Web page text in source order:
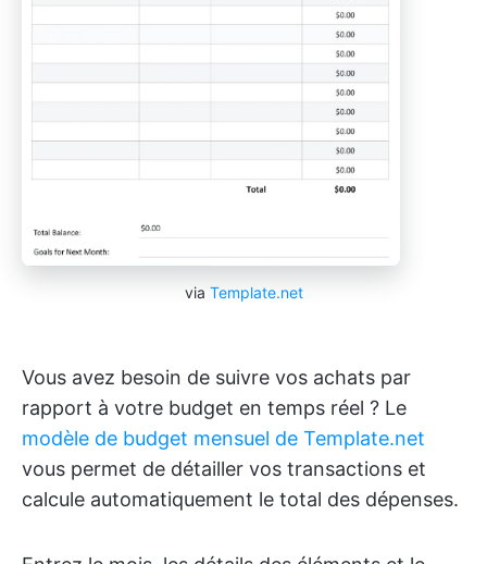
via Template.net
Vous avez besoin de suivre vos achats par
rapport à votre budget en temps réel ? Le
modèle de budget mensuel de Template.net
vous permet de détailler vos transactions et
calcule automatiquement le total des dépenses.